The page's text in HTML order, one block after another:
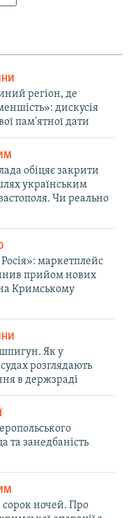
регіон, де
дискусія
пам'ятної дати
обіцяє закрити
українським
Чи реально
маркетплейс
прийом нових
Кримському
Як у
розглядають
в держзраді
та занедбаність
сорок ночей. Про